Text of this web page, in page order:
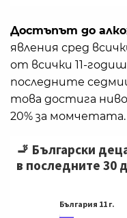
Достъпът до
явления сред
от всички 11-
последните
това достига
20% за момчетата.